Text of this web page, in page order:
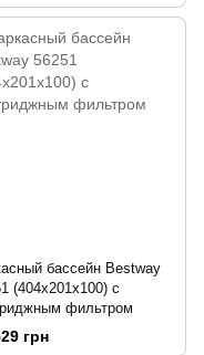
бассейн Bestway
(404х201х100) с
фильтром
грн